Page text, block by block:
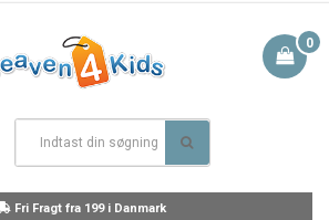
0
Fri Fragt fra 199 i Danmark